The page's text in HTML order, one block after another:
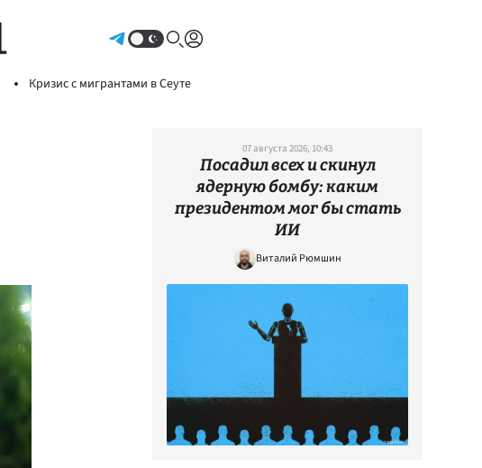
Кризис с мигрантами в Сеуте
07 августа 2026, 10:43
Посадил всех и скинул
ядерную бомбу: каким
президентом мог бы стать
ИИ
Виталий Рюмшин